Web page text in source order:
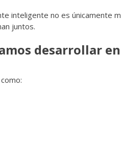
inteligente no es únicamente
juntos.
desarrollar